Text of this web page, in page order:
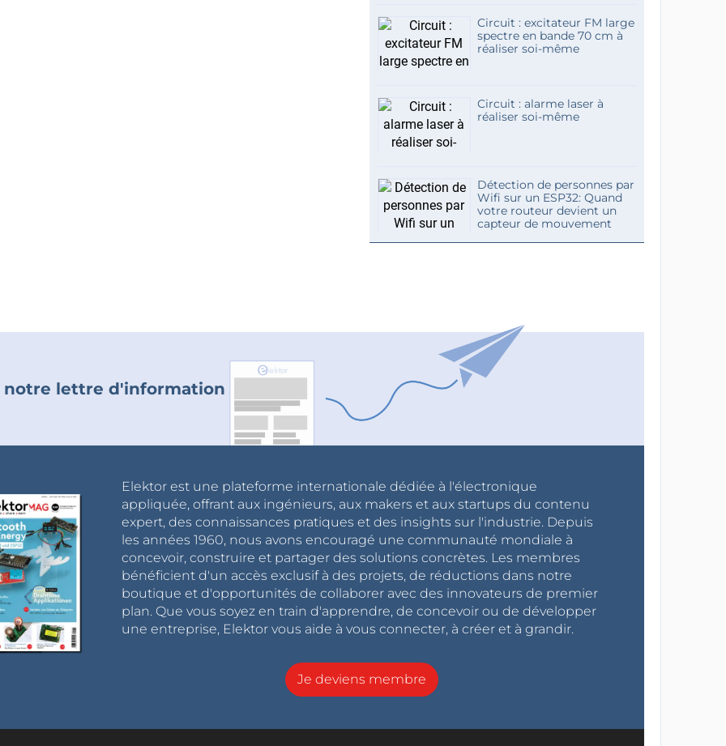
Circuit : excitateur FM large
spectre en bande 70 cm à
réaliser soi-même
Circuit : alarme laser à
réaliser soi-même
Détection de personnes par
Wifi sur un ESP32: Quand
votre routeur devient un
capteur de mouvement
lettre d'information
Elektor est une plateforme internationale dédiée à l'électronique
appliquée, offrant aux ingénieurs, aux makers et aux startups du contenu
expert, des connaissances pratiques et des insights sur l'industrie. Depuis
les années 1960, nous avons encouragé une communauté mondiale à
concevoir, construire et partager des solutions concrètes. Les membres
bénéficient d'un accès exclusif à des projets, de réductions dans notre
boutique et d'opportunités de collaborer avec des innovateurs de premier
plan. Que vous soyez en train d'apprendre, de concevoir ou de développer
une entreprise, Elektor vous aide à vous connecter, à créer et à grandir.
Je deviens membre